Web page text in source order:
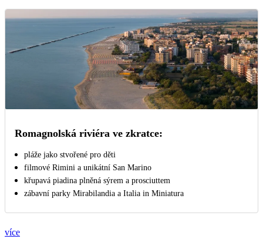
Romagnolská riviéra ve zkratce:
pláže jako stvořené pro děti
filmové Rimini a unikátní San Marino
křupavá piadina plněná sýrem a prosciuttem
zábavní parky Mirabilandia a Italia in Miniatura
více